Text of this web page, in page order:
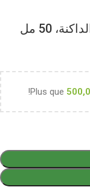
50 مل
Plus que
!